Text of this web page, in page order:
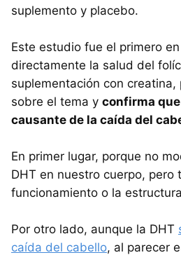
suplemento y placebo.
Este estudio fue el primero
directamente la salud del
suplementación con creatina,
sobre el tema y confirma
causante de la caída del
En primer lugar, porque no
DHT en nuestro cuerpo, pero
funcionamiento o la
Por otro lado, aunque la DHT
caída del cabello, al parecer